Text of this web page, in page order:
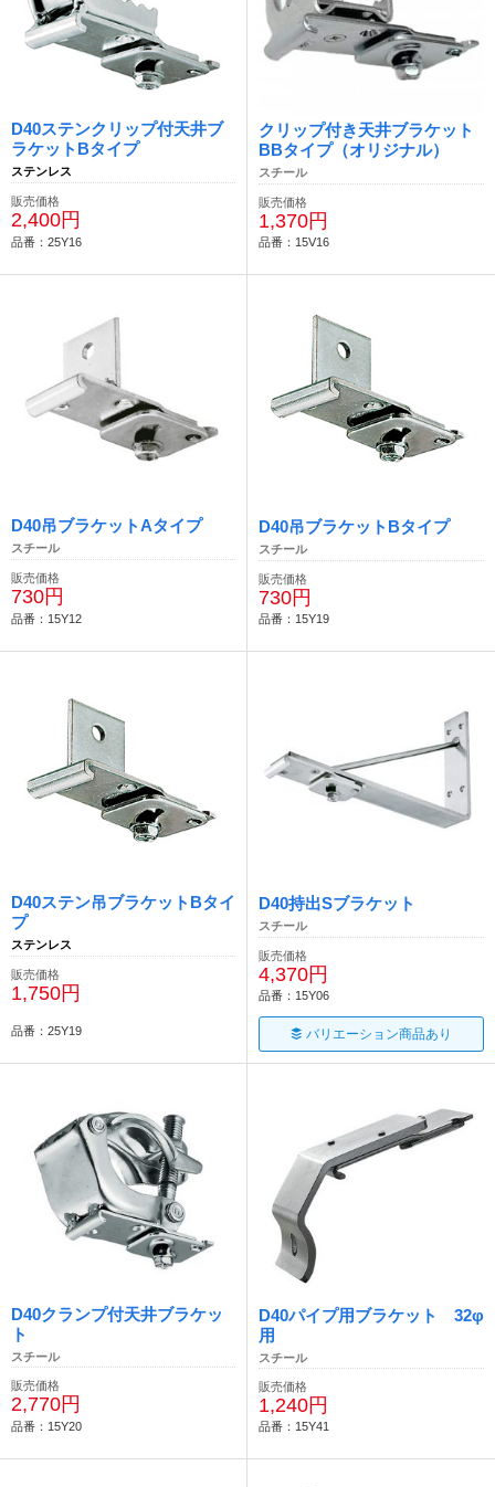
D40ステンクリップ付天井ブ
ラケットBタイプ
ステンレス
販売価格
2,400円
品番：25Y16
クリップ付き天井ブラケット
BBタイプ（オリジナル）
スチール
販売価格
1,370円
品番：15V16
D40吊ブラケットAタイプ
スチール
販売価格
730円
品番：15Y12
D40吊ブラケットBタイプ
スチール
販売価格
730円
品番：15Y19
D40ステン吊ブラケットBタイ
プ
ステンレス
販売価格
1,750円
品番：25Y19
D40持出Sブラケット
スチール
販売価格
4,370円
品番：15Y06
バリエーション商品あり
D40クランプ付天井ブラケッ
ト
スチール
販売価格
2,770円
品番：15Y20
D40パイプ用ブラケット 32φ
用
スチール
販売価格
1,240円
品番：15Y41